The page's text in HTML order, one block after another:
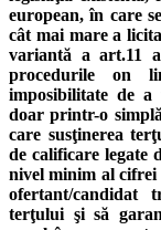
european, în care
cât mai mare a
variantă a art.11
procedurile on
imposibilitate de
doar printr-o
care susţinerea
de calificare legate
nivel minim al cifrei
ofertant/candidat
terţului şi să